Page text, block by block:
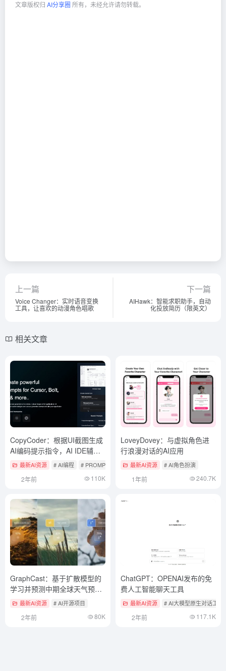
文章版权归 AI分享圈 所有，未经允许请勿转载。
上一篇
Voice Changer：实时语音变换
工具，让喜欢的动漫角色唱歌
下一篇
AIHawk：智能求职助手，自动
化投放简历（限英文）
相关文章
CopyCoder：根据UI截图生成
AI编码提示指令，AI IDE辅助
工具，生成构建应用的提示词
最新AI资源 # AI编程 # PROMPTS辅助工具
2年前 110K
LoveyDovey：与虚拟角色进
行浪漫对话的AI应用
最新AI资源 # AI角色扮演
1年前 240.7K
GraphCast：基于扩散模型的
学习并预测中期全球天气预报
的高效工具
最新AI资源 # AI开源项目
2年前 80K
ChatGPT：OPENAI发布的免
费人工智能聊天工具
最新AI资源 # AI大模型原生对话工具
2年前 117.1K